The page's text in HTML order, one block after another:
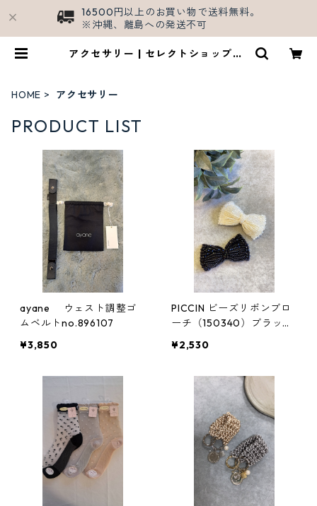
16500円以上のお買い物で送料無料。
※沖縄、離島への発送不可
アクセサリー | セレクトショップSH
HOME アクセサリー
PRODUCT LIST
ayane ウェスト調整ゴ
ムベルトno.896107
¥3,850
PICCIN ビーズリボンブロ
ーチ（150340）ブラッ
¥2,530